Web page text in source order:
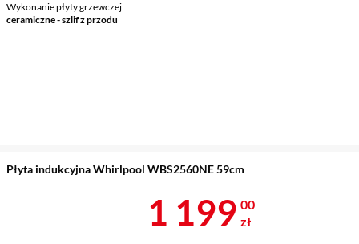
Wykonanie płyty grzewczej
ceramiczne - szlif z przodu
Płyta indukcyjna Whirlpool WBS2560NE 59cm
Cena 1 199 zł
1 199 00
zł